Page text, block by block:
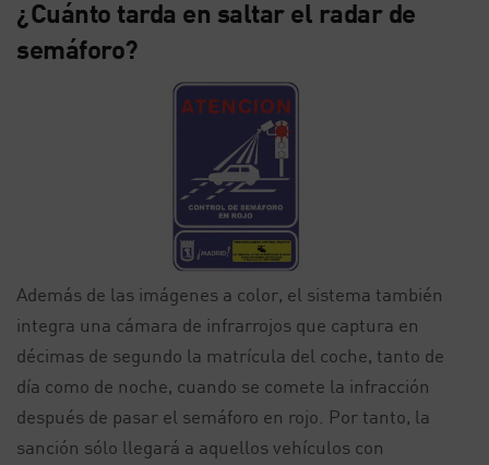
¿Cuánto tarda en saltar el radar de
semáforo?
Además de las imágenes a color, el sistema también
integra una cámara de infrarrojos que captura en
décimas de segundo la matrícula del coche, tanto de
día como de noche, cuando se comete la infracción
después de pasar el semáforo en rojo. Por tanto, la
sanción sólo llegará a aquellos vehículos con